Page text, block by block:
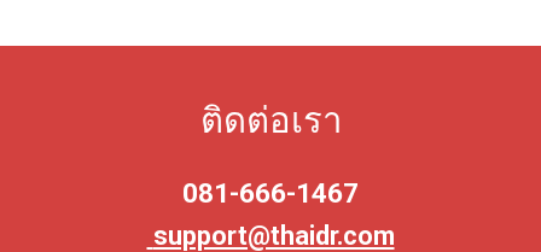
ติดต่อเรา
081-666-1467
support@thaidr.com